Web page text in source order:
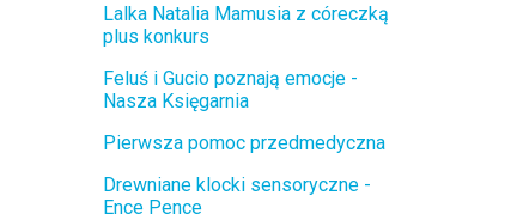
Lalka Natalia Mamusia z córeczką
plus konkurs
Feluś i Gucio poznają emocje -
Nasza Księgarnia
Pierwsza pomoc przedmedyczna
Drewniane klocki sensoryczne -
Ence Pence